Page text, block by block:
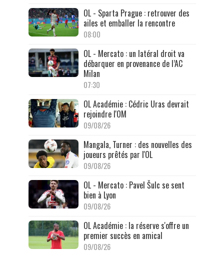
OL - Sparta Prague : retrouver des
ailes et emballer la rencontre
08:00
OL - Mercato : un latéral droit va
débarquer en provenance de l’AC
Milan
07:30
OL Académie : Cédric Uras devrait
rejoindre l'OM
09/08/26
Mangala, Turner : des nouvelles des
joueurs prêtés par l'OL
09/08/26
OL - Mercato : Pavel Šulc se sent
bien à Lyon
09/08/26
OL Académie : la réserve s'offre un
premier succès en amical
09/08/26